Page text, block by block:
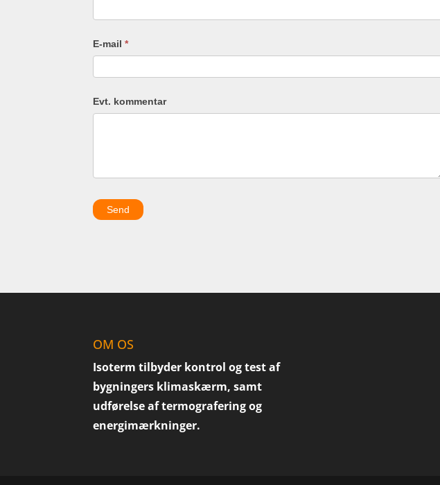
E-mail*
Evt. kommentar
Send
OM OS
Isoterm tilbyder kontrol og test af
bygningers klimaskærm, samt
udførelse af termografering og
energimærkninger.